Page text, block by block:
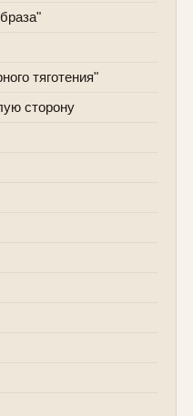
тяготения"
сторону